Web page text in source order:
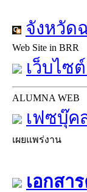
จังหวัด
Web Site in BRR
เว็บไซ
ALUMNA WEB
เฟซบุ๊ค
เผยแพร่งาน
เอกสา